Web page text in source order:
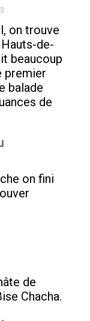
on trouve
de-
beaucoup
premier
balade
de
on fini
de
Chacha.